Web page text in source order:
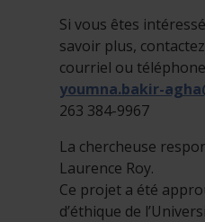
Si vous êtes
savoir plus,
courriel ou
youmna.bakir-
263 384-9967
La chercheuse
Laurence Roy.
Ce projet a été
d’éthique de